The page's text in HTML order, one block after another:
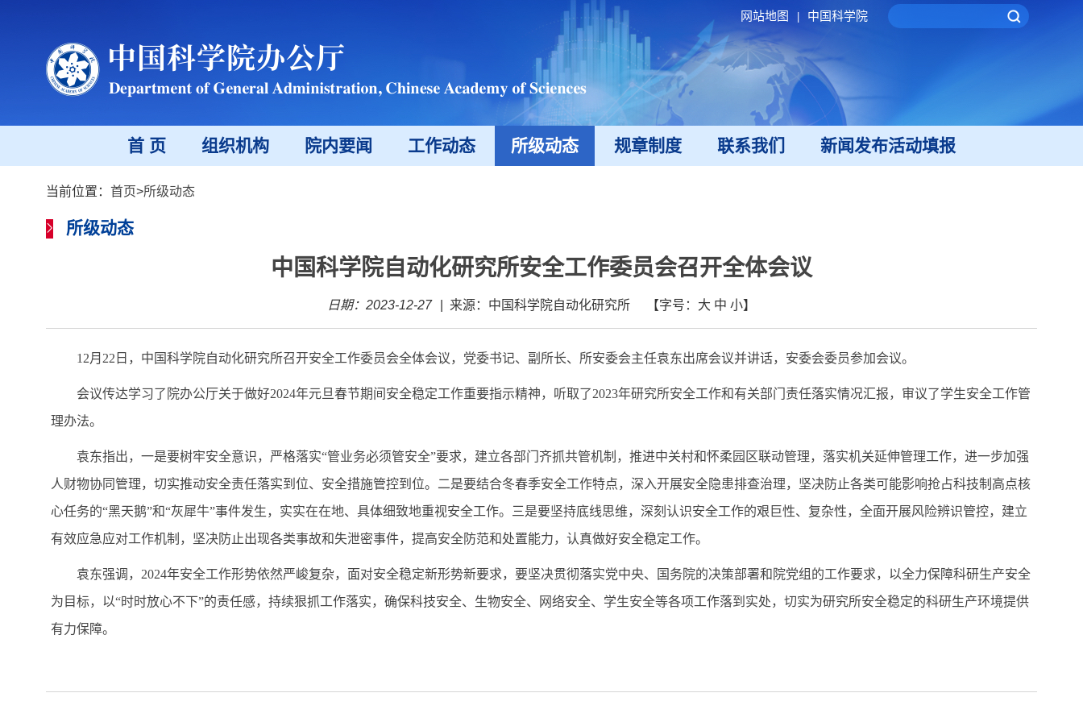
网站地图 中国科学院
首 页 组织机构 院内要闻 工作动态 所级动态 规章制度 联系我们 新闻发布活动填报
当前位置： 首页>所级动态
所级动态
中国科学院自动化研究所安全工作委员会召开全体会议
日期：2023-12-27 来源：中国科学院自动化研究所 【字号： 大 中 小】
12月 22 日，中国科学院自动化研究所召开安全工作委员会全体会议，党委书记、副所长、所安委会主任袁东出席会议并讲话，安委会委员参加会议。
会议传达学习了院办公厅关于做好2024年元旦春节期间安全稳定工作重要指示精神，听取了2023年研究所安全工作和有关部门责任落实情况汇报，审议了学生安全工作管
理办法。
袁东指出，一是要树牢安全意识，严格落实“管业务必须管安全”要求，建立各部门齐抓共管机制，推进中关村和怀柔园区联动管理，落实机关延伸管理工作，进一步加强
人财物协同管理，切实推动安全责任落实到位、安全措施管控到位。二是要结合冬春季安全工作特点，深入开展安全隐患排查治理，坚决防止各类可能影响抢占科技制高点核
心任务的“黑天鹅”和“灰犀牛”事件发生，实实在在地、具体细致地重视安全工作。三是要坚持底线思维，深刻认识安全工作的艰巨性、复杂性，全面开展风险辨识管控，建立
有效应急应对工作机制，坚决防止出现各类事故和失泄密事件，提高安全防范和处置能力，认真做好安全稳定工作。
袁东强调， 2024年安全工作形势依然严峻复杂，面对安全稳定新形势新要求，要坚决贯彻落实党中央、国务院的决策部署和院党组的工作要求，以全力保障科研生产安全
为目标，以“时时放心不下”的责任感，持续狠抓工作落实，确保科技安全、生物安全、网络安全、学生安全等各项工作落到实处，切实为研究所安全稳定的科研生产环境提供
有力保障。